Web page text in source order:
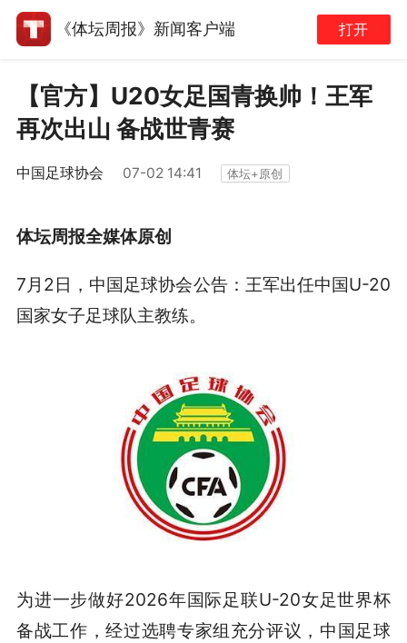
《体坛周报》新闻客户端 打开
【官方】U20女足国青换帅！王军
再次出山 备战世青赛
中国足球协会 07-02 14:41 体坛+原创
体坛周报全媒体原创
7月2日，中国足球协会公告：王军出任中国U-20
国家女子足球队主教练。
为进一步做好2026年国际足联U-20女足世界杯
备战工作，经过选聘专家组充分评议，中国足球